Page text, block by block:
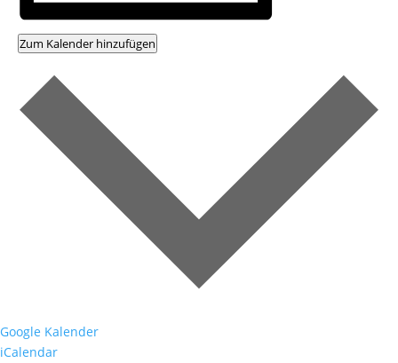
Zum Kalender hinzufügen
Google Kalender
iCalendar